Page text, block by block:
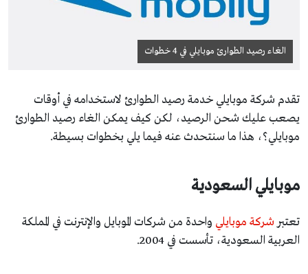
الغاء رصيد الطوارئ موبايلي في 4 خطوات
تقدم شركة موبايلي خدمة رصيد الطوارئ لاستخدامه في أوقات
يصعب عليك شحن الرصيد، لكن كيف يمكن الغاء رصيد الطوارئ
موبايلي؟، هذا ما سنتحدث عنه فيما يلي بخطوات بسيطة.
موبايلي السعودية
تعتبر شركة موبايلي واحدة من شركات الموبايل والإنترنت في المملكة
العربية السعودية، تأسست في 2004.